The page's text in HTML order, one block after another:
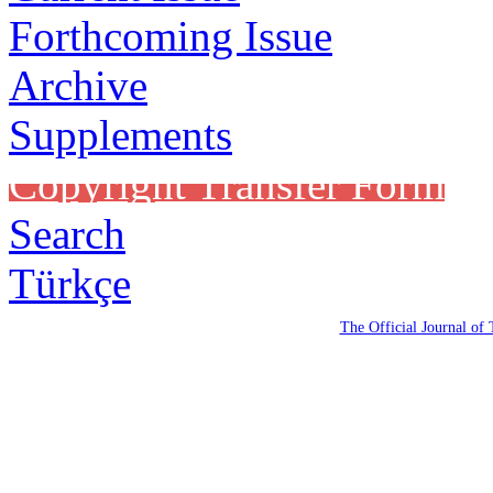
Forthcoming Issue
Archive
Supplements
Copyright Transfer Form
Search
Türkçe
The Official Journal of